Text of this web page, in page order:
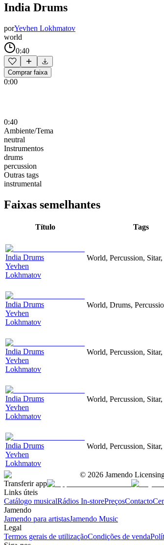
India Drums
porYevhen Lokhmatov
world
0:40
Comprar faixa
0:00
0:40
Ambiente/Tema
neutral
Instrumentos
drums
percussion
Outras tags
instrumental
Faixas semelhantes
Título Tags
India Drums
Yevhen
Lokhmatov
World, Percussion,
India Drums
Yevhen
Lokhmatov
World, Drums,
India Drums
Yevhen
Lokhmatov
World, Percussion,
India Drums
Yevhen
Lokhmatov
World, Percussion,
India Drums
Yevhen
Lokhmatov
World, Percussion,
© 2026 Jamendo
Transferir app
Links úteis
Catálogo musicalRádios In-storePreçosContacto
Jamendo
Jamendo para artistasJamendo Music
Legal
Termos gerais de utilizaçãoCondições de venda